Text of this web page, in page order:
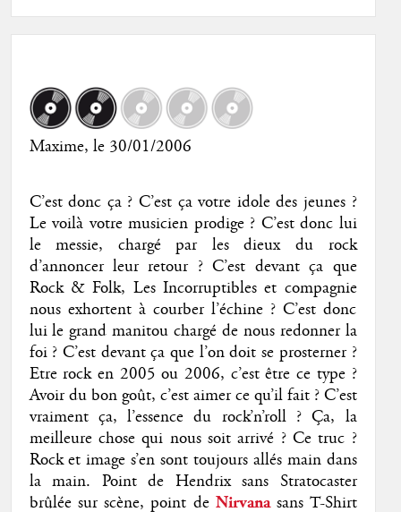
Maxime, le 30/01/2006
C’est donc ça ? C’est ça votre idole des jeunes ?
Le voilà votre musicien prodige ? C’est donc lui
le messie, chargé par les dieux du rock
d’annoncer leur retour ? C’est devant ça que
Rock & Folk, Les Incorruptibles et compagnie
nous exhortent à courber l’échine ? C’est donc
lui le grand manitou chargé de nous redonner la
foi ? C’est devant ça que l’on doit se prosterner ?
Etre rock en 2005 ou 2006, c’est être ce type ?
Avoir du bon goût, c’est aimer ce qu’il fait ? C’est
vraiment ça, l’essence du rock’n’roll ? Ça, la
meilleure chose qui nous soit arrivé ? Ce truc ?
Rock et image s’en sont toujours allés main dans
la main. Point de Hendrix sans Stratocaster
brûlée sur scène, point de Nirvanasans T-Shirt